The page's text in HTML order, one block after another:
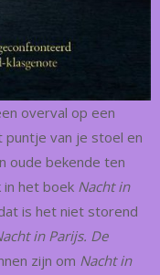
overval op een
puntje van je stoel en
oude bekende ten
in het boek Nacht in
is het niet storend
in Parijs. De
zijn om Nacht in